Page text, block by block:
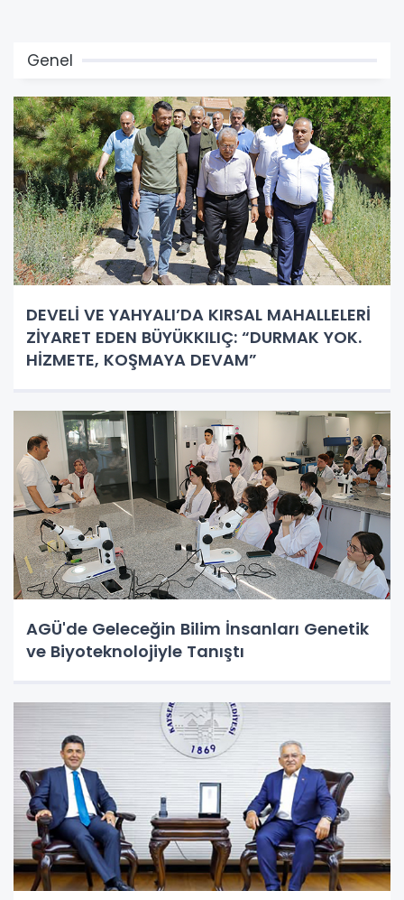
Genel
DEVELİ VE YAHYALI’DA KIRSAL MAHALLELERİ
ZİYARET EDEN BÜYÜKKILIÇ: “DURMAK YOK.
HİZMETE, KOŞMAYA DEVAM”
AGÜ'de Geleceğin Bilim İnsanları Genetik
ve Biyoteknolojiyle Tanıştı